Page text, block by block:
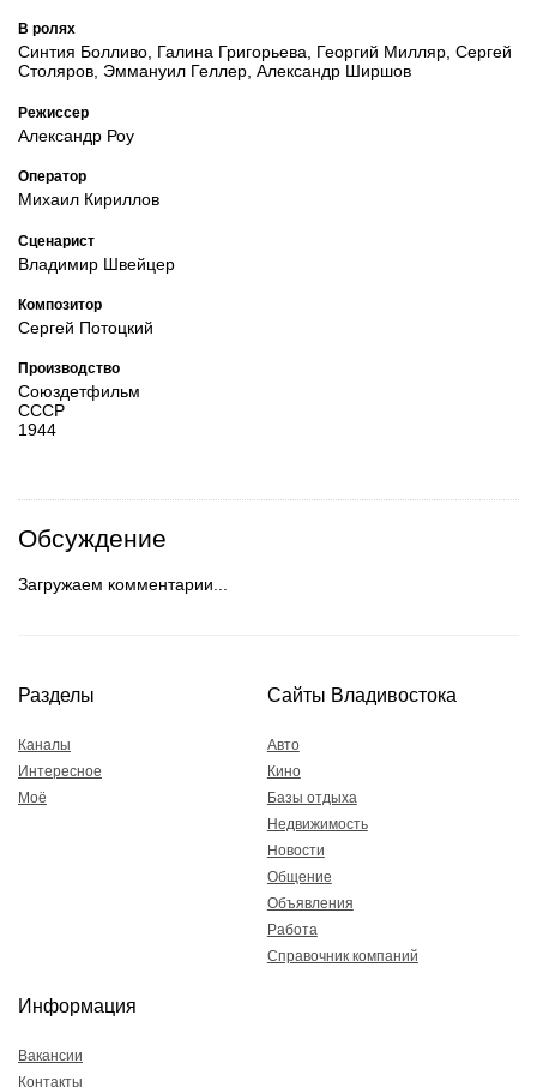
В ролях
Синтия Болливо, Галина Григорьева, Георгий Милляр, Сергей
Столяров, Эммануил Геллер, Александр Ширшов
Режиссер
Александр Роу
Оператор
Михаил Кириллов
Сценарист
Владимир Швейцер
Композитор
Сергей Потоцкий
Производство
Союздетфильм
СССР
1944
Обсуждение
Загружаем комментарии...
Разделы
Каналы
Интересное
Моё
Сайты Владивостока
Авто
Кино
Базы отдыха
Недвижимость
Новости
Общение
Объявления
Работа
Справочник компаний
Информация
Вакансии
Контакты